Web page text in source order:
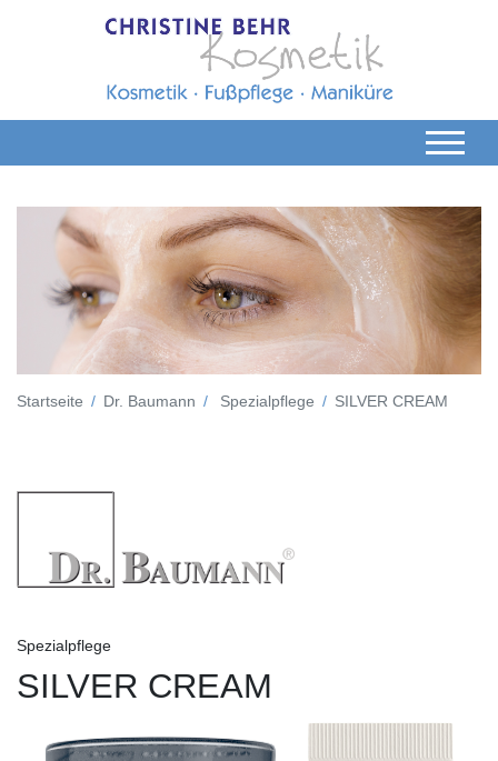
Startseite Dr. Baumann Spezialpflege SILVER CREAM
Spezialpflege
SILVER CREAM